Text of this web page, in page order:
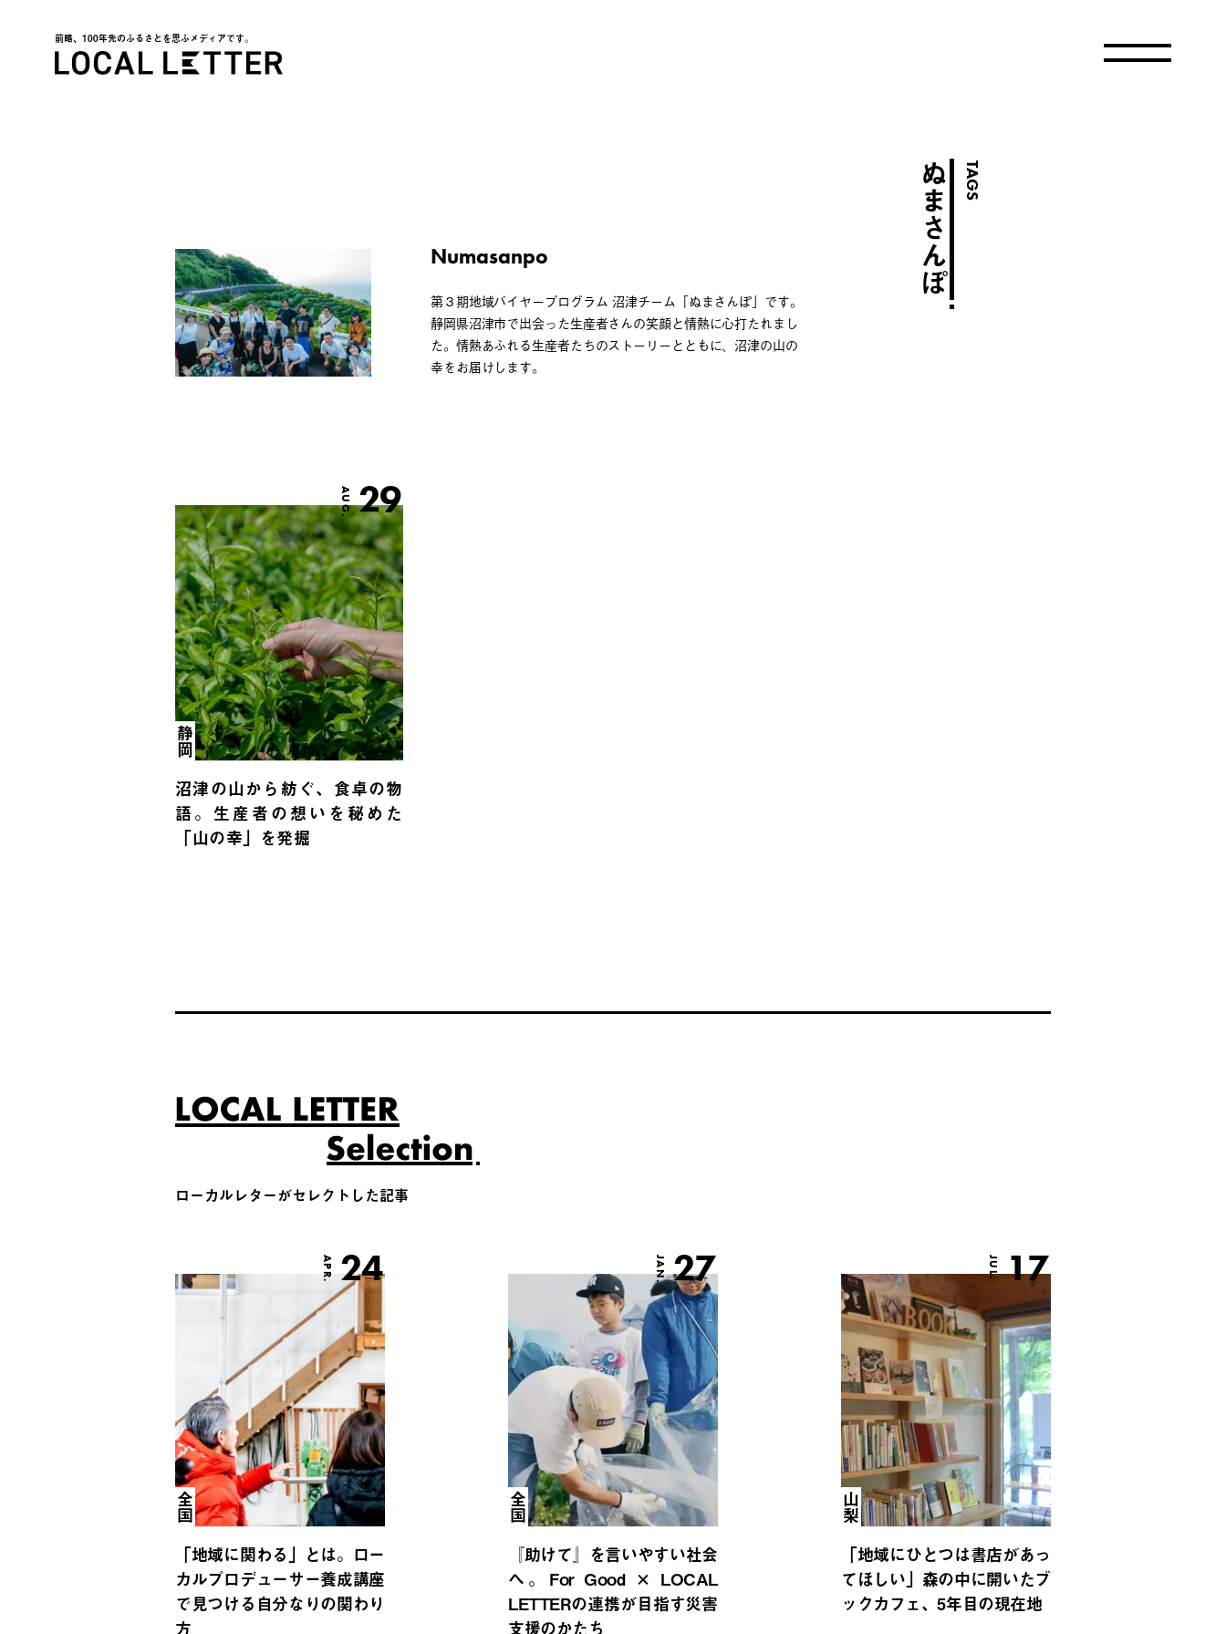
前略、100年先のふるさとを思ふメディアです。
TAGS
ぬまさんぽ
Numasanpo
第３期地域バイヤープログラム 沼津チーム「ぬまさんぽ」です。
静岡県沼津市で出会った生産者さんの笑顔と情熱に心打たれまし
た。 情熱あふれる生産者たちのストーリーとともに、沼津の山の
幸をお届けします。
AUG.29
静岡
沼津の山から紡ぐ、食卓の物
語。生産者の想いを秘めた
「山の幸」を発掘
ローカルレターがセレクトした記事
APR. 24
全国
「地域に関わる」とは。ロー
カルプロデューサー養成講座
で見つける自分なりの関わり
方
JAN.27
全国
『助けて』を言いやすい社会
へ。For Good × LOCAL
LETTERの連携が目指す災害
支援のかたち
JUL. 17
山梨
「地域にひとつは書店があっ
てほしい」森の中に開いたブ
ックカフェ、5年目の現在地